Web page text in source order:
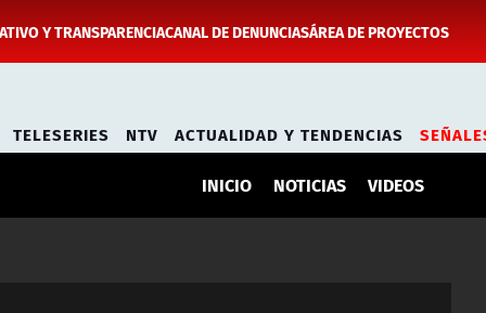
Y TRANSPARENCIACANAL DE DENUNCIASÁREA DE PROYECTOS
TELESERIES NTV ACTUALIDAD Y TENDENCIAS
INICIO NOTICIAS VIDEOS